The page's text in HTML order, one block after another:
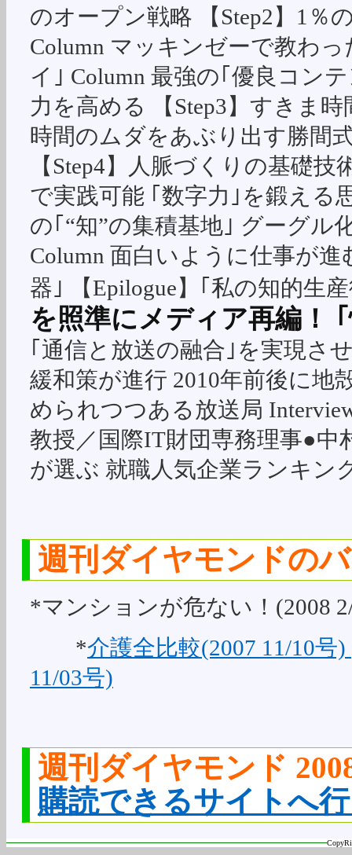
のオープン戦略 【Step2】1％
Column マッキンゼーで教わ
イ｣ Column 最強の｢優良コン
力を高める 【Step3】すきま
時間のムダをあぶり出す勝間
【Step4】人脈づくりの基礎
で実践可能 ｢数字力｣を鍛える
の｢“知”の集積基地｣ グーグル
Column 面白いように仕事が
器｣ 【Epilogue】｢私の知的生
を照準にメディア再編！
｢通信と放送の融合｣を実現さ
緩和策が進行 2010年前後に地
められつつある放送局
教授／国際IT財団専務理事●中
が選ぶ 就職人気企業ランキン
週刊ダイヤモンドの
*マンションが危ない！(2008
*介護全比較(2007 11/10号)
11/03号)
週刊ダイヤモンド
購読できるサイトへ